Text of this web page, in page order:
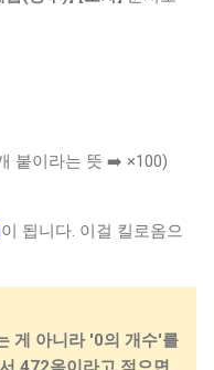
붙이라는 뜻 ➡️ ×100)
이 됩니다. 이걸 킬로옴으
게 아니라 '0의 개수'를